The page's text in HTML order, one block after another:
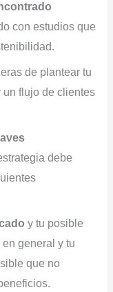
con estudios que
de plantear tu
un flujo de clientes
debe
y tu posible
general y tu
que no